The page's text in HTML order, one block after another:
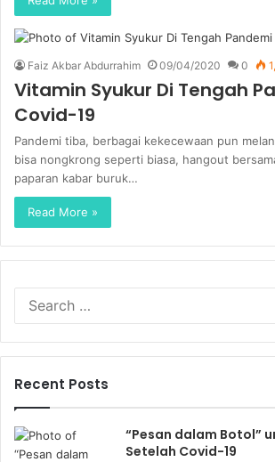
Faiz Akbar Abdurrahim 09/04/2020 0
Vitamin Syukur Di Tengah
Covid-19
Pandemi tiba, berbagai kekecewaan pun
bisa nongkrong seperti biasa, hangout
paparan kabar buruk…
Read More »
Recent Posts
“Pesan dalam Botol”
Setelah Covid-19